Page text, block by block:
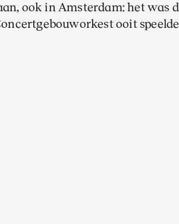
ook in Amsterdam: het was
ooit
Fischer.